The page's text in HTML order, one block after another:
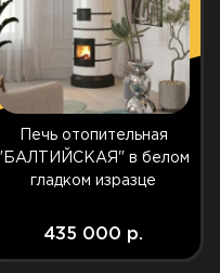
Печь отопительная
в белом
гладком изразце
435 000 р.